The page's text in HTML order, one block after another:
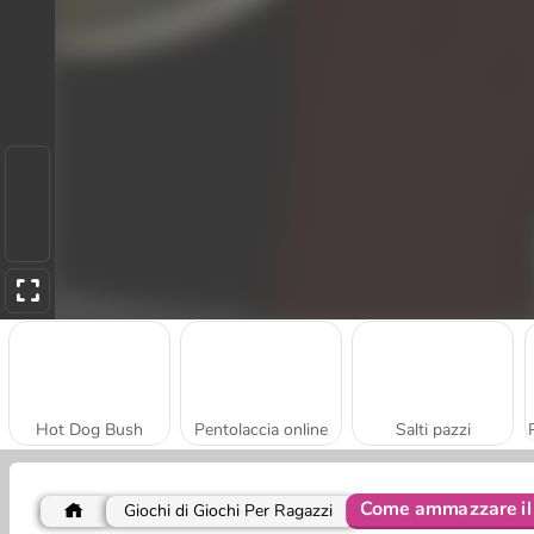
Hot Dog Bush Pentolaccia online Salti pazzi
Giochi di Giochi Per Ragazzi Come ammazzare